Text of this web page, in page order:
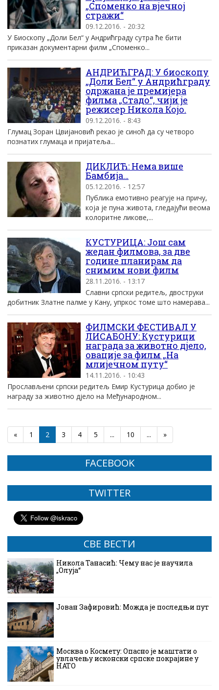
„Споменко на вјечној
стражи“
09.12.2016. - 20:32
У Биоскопу „Доли Бел“ у Андрићграду сутра ће бити
приказан документарни филм „Споменко...
АНДРИЋГРАД: У биоскопу
„Доли Бел“ у Андрићграду
одржана је премијера
филма „Стадо“, чији је
режисер Никола Којо.
09.12.2016. - 8:43
Глумац Зоран Цвијановић рекао је синоћ да су четворо
познатих глумаца и пријатеља...
ДИКЛИЋ: Нема више
Бамбија…
05.12.2016. - 12:57
Публика емотивно реагује на причу,
која је пуна живота, гледајући веома
колоритне ликове,...
КУСТУРИЦА: Још сам
жедан филмова, за две
године планирам да
снимим нови филм
28.11.2016. - 13:17
Славни српски редитељ, двоструки
добитник Златне палме у Кану, упркос томе што намерава...
ФИЛМСКИ ФЕСТИВАЛ У
ЛИСАБОНУ: Кустурици
награда за животно дјело,
овације за филм „На
млијечном путу“
14.11.2016. - 10:43
Прослављени српски редитељ Емир Кустурица добио је
награду за животно дјело на Међународном...
« 1 2 3 4 5 ... 10 ... »
FACEBOOK
TWITTER
СВЕ ВЕСТИ
Никола Танасић: Чему нас је научила
„Олуја“
Јован Зафировић: Можда је последњи пут
Москва о Космету: Опасно је маштати о
увлачењу исконски српске покрајине у
НАТО